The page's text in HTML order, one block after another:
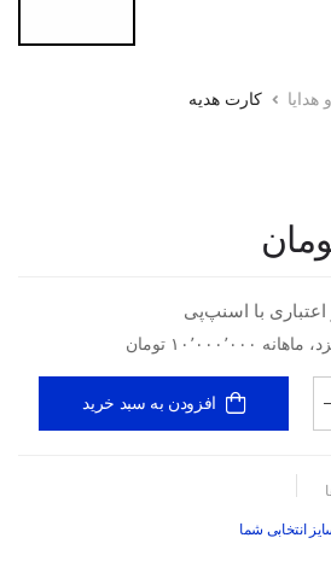
کارت هدیه
با اسنپ‌پی
افزودن به سبد خرید
انتخابی شما